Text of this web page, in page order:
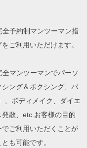
予約制マンツーマン指
ご利用いただけます。
マンツーマンでパーソ
ング＆ボクシング、パ
、ボディメイク、ダイエ
散、etc.お客様の目的
ご利用いただくことが
も可能です。